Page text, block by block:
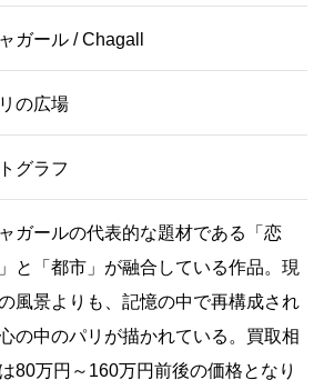
ガール / Chagall
の広場
グラフ
ガールの代表的な題材である「恋
と「都市」が融合している作品。現
風景よりも、記憶の中で再構成され
の中のパリが描かれている。買取相
80万円～160万円前後の価格となり